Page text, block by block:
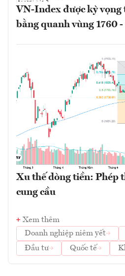
VN-Index được kỳ vọng
bằng quanh vùng 1760
Xu thế dòng tiền: Phép
cung cầu
Xem thêm
Doanh nghiệp niêm yết
Đầu tư
Quốc tế